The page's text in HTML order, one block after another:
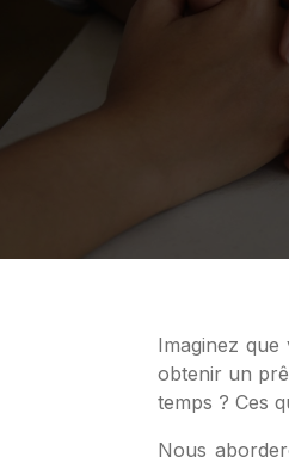
Imaginez que vous ayez trouvé le bien immobilier idéal et que vous souhaitiez faire une offre d’achat. Mais vous avez besoin de temps pour
obtenir un
temps ? Ces
Nous